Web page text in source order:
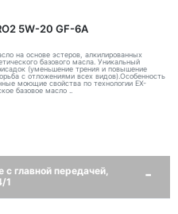
5W-20 GF-6A
на основе эстеров, алкилированных
базового масла. Уникальный
(уменьшение трения и повышение
с отложениями всех видов).Особенность
моющие свойства по технологии EX-
базовое масло ..
с главной передачей,
1